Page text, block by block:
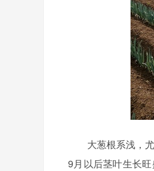
大葱根系浅，
9月以后茎叶生长